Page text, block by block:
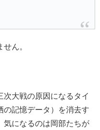
ん。
次大戦の原因になるタイ
の記憶データ）を消去す
気になるのは岡部たちが